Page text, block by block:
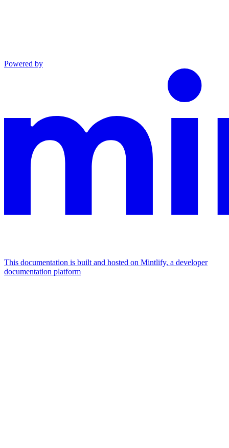
Powered by
This documentation is built and hosted on Mintlify, a developer
documentation platform